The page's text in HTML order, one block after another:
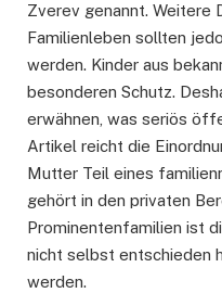
Zverev genannt. Weitere
Familienleben sollten
werden. Kinder aus
besonderen Schutz.
erwähnen, was seriös
Artikel reicht die
Mutter Teil eines
gehört in den privaten
Prominentenfamilien ist
nicht selbst entschieden
werden.